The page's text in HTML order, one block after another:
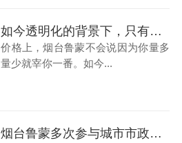
如今透明化的背景下，只有真材实料才能长远
价格上，烟台鲁蒙不会说因为你量多
量少就宰你一番。如今...
烟台鲁蒙多次参与城市市政工程，解决污水厂防腐工程